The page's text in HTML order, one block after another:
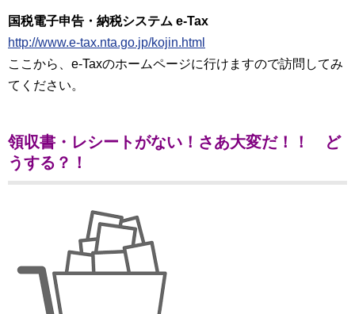
国税電子申告・納税システム e-Tax
http://www.e-tax.nta.go.jp/kojin.html
ここから、e-Taxのホームページに行けますので訪問してみ
てください。
領収書・レシートがない！さあ大変だ！！ ど
うする？！